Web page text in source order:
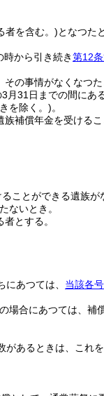
者を含む。)となつた
時から引き続き第12
の事情がなくなつた
月31日までの間にあ
を除く。)。
補償年金を受ける
ことができる遺族
ないとき。
とする。
にあつては、 当該各号
の場合にあつては、補
あるときは、これ